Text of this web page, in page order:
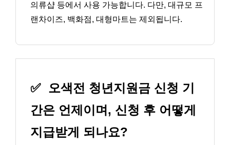
의류샵 등에서 사용 가능합니다. 다만, 대규모 프
랜차이즈, 백화점, 대형마트는 제외됩니다.
✅ 오색전 청년지원금 신청 기
간은 언제이며, 신청 후 어떻게
지급받게 되나요?